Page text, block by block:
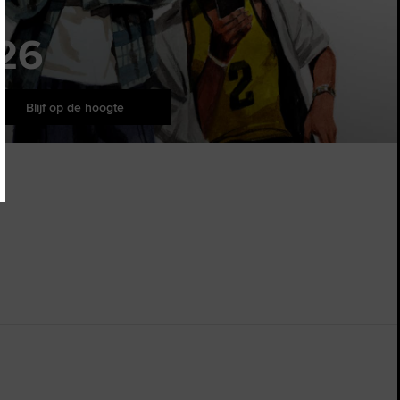
op de hoogte